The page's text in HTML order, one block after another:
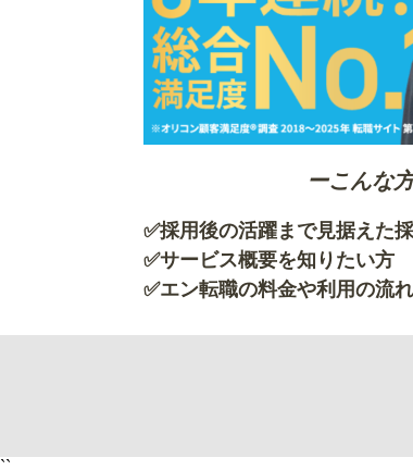
ーこんな
✅採用後の活躍まで見据え
✅サービス概要
✅エン転職の料金や利用の流
``